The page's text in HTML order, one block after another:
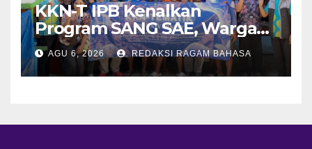
KKN-T IPB Kenalkan
Program SANG SAE, Warga
Desa Sangrawayang Diajak
Ubah Sampah Jadi Bernilai
Ekonomi
AGU 6, 2026 REDAKSI RAGAM BAHASA